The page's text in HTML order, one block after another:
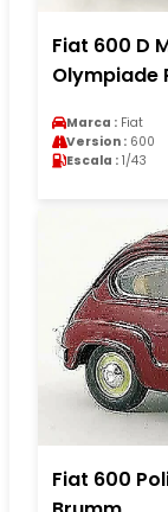
Fiat 600 D
Olympiade
Marca : Fiat
Version : 600
Escala : 1/43
Fiat 600